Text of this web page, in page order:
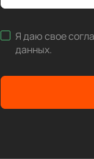
Я даю свое
данных.